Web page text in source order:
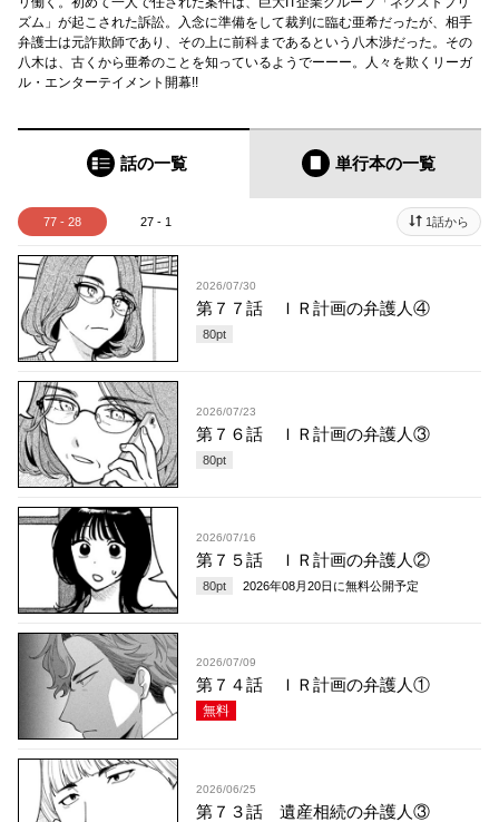
ズム」が起こされた訴訟。入念に準備をして裁判に臨む亜希だったが、相手
弁護士は元詐欺師であり、その上に前科まであるという八木渉だった。その
八木は、古くから亜希のことを知っているようでーーー。人々を欺くリーガ
ル・エンターテイメント開幕!!
話の一覧 単行本の一覧
77 - 28 27 - 1 1話から
2026/07/30
第７７話 ＩＲ計画の弁護人④
80pt
2026/07/23
第７６話 ＩＲ計画の弁護人③
80pt
2026/07/16
第７５話 ＩＲ計画の弁護人②
80pt 2026年08月20日 に無料公開予定
2026/07/09
第７４話 ＩＲ計画の弁護人①
無料
2026/06/25
第７３話 遺産相続の弁護人③